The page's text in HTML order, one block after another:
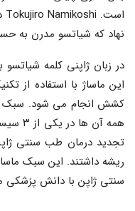
نهاد که شیاتسو مدرن به
در زبان ژاپنی کلمه
این ماساژ با استفاده از
کشش انجام می شود. سبک
ریشه داشتند. این سبک
سنتی ژاپن با دانش